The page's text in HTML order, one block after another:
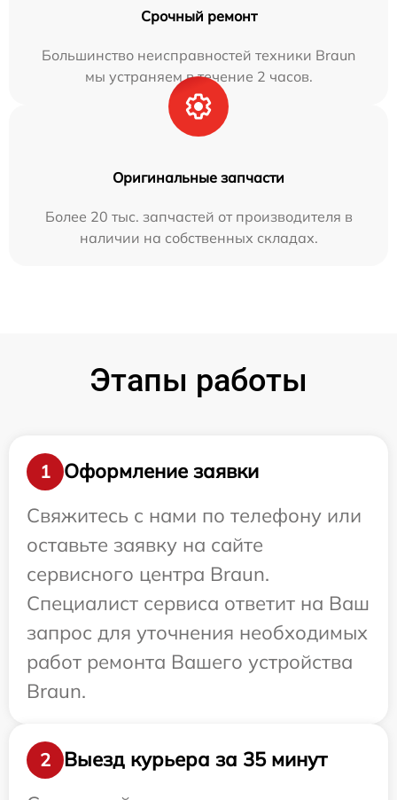
Срочный ремонт
Большинство неисправностей техники Braun
мы устраняем в течение 2 часов.
Оригинальные запчасти
Более 20 тыс. запчастей от производителя в
наличии на собственных складах.
Этапы работы
1
Оформление заявки
Свяжитесь с нами по телефону или
оставьте заявку на сайте
сервисного центра Braun.
Специалист сервиса ответит на Ваш
запрос для уточнения необходимых
работ ремонта Вашего устройства
Braun.
2
Выезд курьера за 35 минут